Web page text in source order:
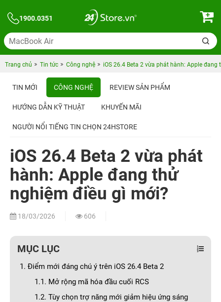
1900.0351
Trang chủ Tin tức Công nghệ iOS 26.4 Beta 2 vừa phát hành: Apple
TIN MỚI CÔNG NGHỆ REVIEW SẢN PHẨM
HƯỚNG DẪN KỸ THUẬT KHUYẾN MÃI
NGƯỜI NỔI TIẾNG TIN CHỌN 24HSTORE
iOS 26.4 Beta 2 vừa phát
hành: Apple đang thử
nghiệm điều gì mới?
18/03/2026 606
MỤC LỤC
1. Điểm mới đáng chú ý trên iOS 26.4 Beta 2
1.1. Mở rộng mã hóa đầu cuối RCS
1.2. Tùy chọn trợ năng mới giảm hiệu ứng sáng